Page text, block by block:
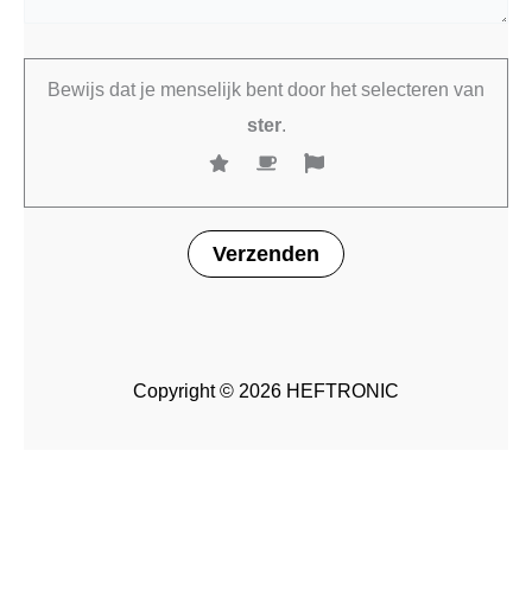
Bewijs dat je menselijk bent door het selecteren van
ster.
Copyright © 2026 HEFTRONIC